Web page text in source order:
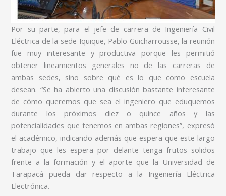
Por su parte, para el jefe de carrera de Ingeniería Civil
Eléctrica de la sede Iquique, Pablo Guicharrousse, la reunión
fue muy interesante y productiva porque les permitió
obtener lineamientos generales no de las carreras de
ambas sedes, sino sobre qué es lo que como escuela
desean. “Se ha abierto una discusión bastante interesante
de cómo queremos que sea el ingeniero que eduquemos
durante los próximos diez o quince años y las
potencialidades que tenemos en ambas regiones”, expresó
el académico, indicando además que espera que este largo
trabajo que les espera por delante tenga frutos solidos
frente a la formación y el aporte que la Universidad de
Tarapacá pueda dar respecto a la Ingeniería Eléctrica
Electrónica.